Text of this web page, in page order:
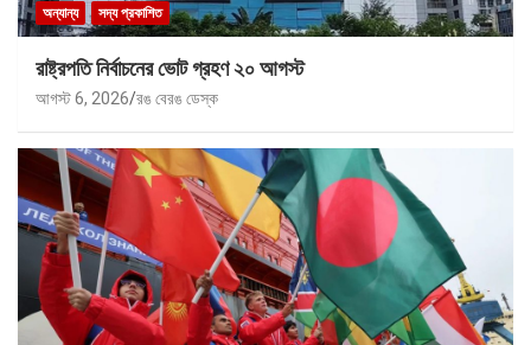
অন্যান্য সদ্য প্রকাশিত
রাষ্ট্রপতি নির্বাচনের ভোট গ্রহণ ২০ আগস্ট
আগস্ট 6, 2026 রঙ বেরঙ ডেস্ক